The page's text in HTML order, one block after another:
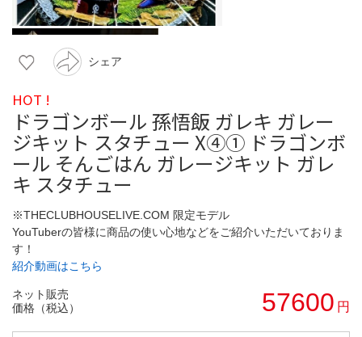
シェア
HOT !
ドラゴンボール 孫悟飯 ガレキ ガレー
ジキット スタチュー X④① ドラゴンボ
ール そんごはん ガレージキット ガレ
キ スタチュー
※THECLUBHOUSELIVE.COM 限定モデル
YouTuberの皆様に商品の使い心地などをご紹介いただいておりま
す！
紹介動画はこちら
ネット販売
価格（税込）
57600 円